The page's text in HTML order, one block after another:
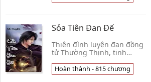
bỏ thiếu niên, lưu lạc ở
thiếu niên, bất ngờ thu
Sỏa Tiên Đan Đế
Thiên đình luyện đan đồng
tử Thường Thịnh, tinh
người cấu hại bị ép chuyển
thế, không ngờ lại phụ
Hoàn thành - 815 chương